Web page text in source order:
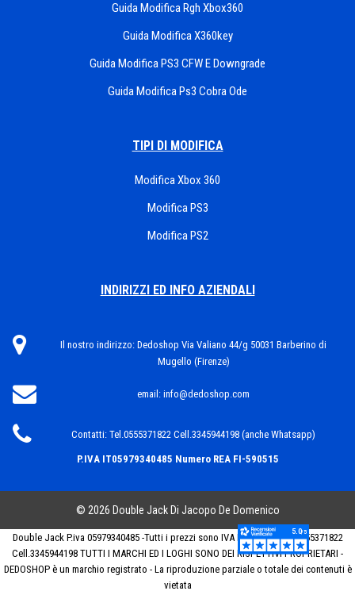
Guida Modifica Rgh Xbox360
Guida Modifica X360key
Guida Modifica PS3 CFW E Downgrade
Guida Modifica Ps3 Cobra Ode
TIPI DI MODIFICA
Modifica Xbox 360
Modifica PS3
Modifica PS2
INDIRIZZI ED INFO AZIENDALI
Il nostro indirizzo: Dedoshop Via Valiano 44/g 50031 Barberino di
Mugello (Firenze)
email: info@dedoshop.com
Contatti: Tel.0555371822 Cell.3345944198 (anche Whatsapp)
P.IVA IT05979340485 Numero REA FI-590515
© 2026 Double Jack Di Jacopo De Domenico
Double Jack P.iva 05979340485 -Tutti i prezzi sono IVA INCLUSA. Tel .0555371822
Cell.3345944198 TUTTI I MARCHI ED I LOGHI SONO DEI RISPETTIVI PROPRIETARI -
DEDOSHOP è un marchio registrato - La riproduzione parziale o totale dei contenuti è
vietata